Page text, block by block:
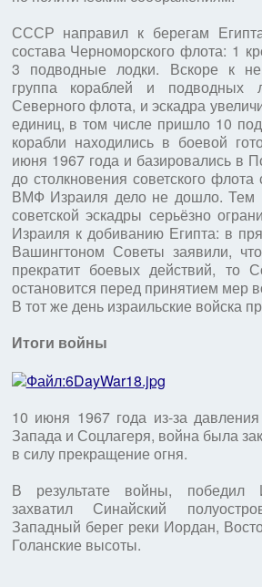
СССР направил к берегам
состава Черноморского флота: 1
3 подводные лодки. Вскоре к
группа кораблей и подводных
Северного флота, и эскадра
единиц, в том числе пришло 10
корабли находились в боевой
июня 1967 года и базировались в
до столкновения советского
ВМФ Израиля дело не дошло. Тем
советской эскадры серьёзно
Израиля к добиванию Египта: в
Вашингтоном Советы заявили,
прекратит боевых действий, то
остановится перед принятием мер
В тот же день израильские войска
Итоги войны
10 июня 1967 года из-за
Запада и Соцлагеря, война была
в силу прекращение огня.
В результате войны, победил
захватил Синайский
Западный берег реки Иордан,
Голанские высоты.